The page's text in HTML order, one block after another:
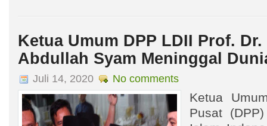
Ketua Umum DPP LDII Prof. Dr.
Abdullah Syam Meninggal
Juli 14, 2020 No comments
Ketua
Pusat